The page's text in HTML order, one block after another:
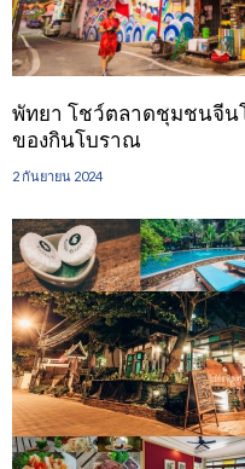
พัทยา โชว์ตลาดชุมชนจีน
ของกินโบราณ
2 กันยายน 2024